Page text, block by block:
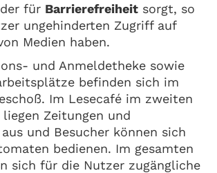
für Barrierefreiheit sorgt, so
ungehinderten Zugriff auf
Medien haben.
und Anmeldetheke sowie
befinden sich im
Im Lesecafé im zweiten
liegen Zeitungen und
und Besucher können sich
bedienen. Im gesamten
sich für die Nutzer zugängliche